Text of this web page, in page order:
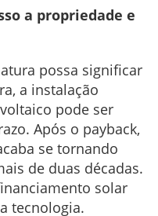
a propriedade e
possa significar
a instalação
pode ser
Após o payback,
se tornando
de duas décadas.
solar
tecnologia.